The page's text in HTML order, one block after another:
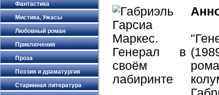
Фантастика
Мистика, Ужасы
Любовный роман
Приключения
Проза
Поэзия и драматургия
Старинная литература